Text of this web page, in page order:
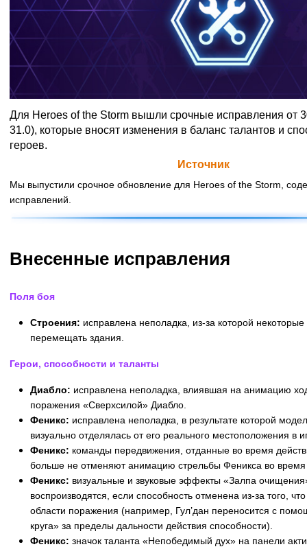
Для Heroes of the Storm вышли срочные исправления от
31.0), которые вносят изменения в баланс талантов и
героев.
Источник
Мы выпустили срочное обновление для Heroes of the Storm,
исправлений.
Внесенные исправления
Поля боя
Строения: исправлена неполадка, из-за которой
перемещать здания.
Герои, способности и таланты
Диабло: исправлена неполадка, влиявшая на анимацию
поражения «Сверхсилой» Диабло.
Феникс: исправлена неполадка, в результате которой
визуально отделялась от его реального местоположения в
Феникс: команды передвижения, отданные во время
больше не отменяют анимацию стрельбы Феникса во время
Феникс: визуальные и звуковые эффекты «Залпа
воспроизводятся, если способность отменена из-за того,
области поражения (например, Гул’дан переносится с
круга» за пределы дальности действия способности).
Феникс: значок таланта «Непобедимый дух» на панели